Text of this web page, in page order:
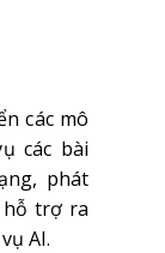
các mô
các bài
phát
trợ ra
AI.